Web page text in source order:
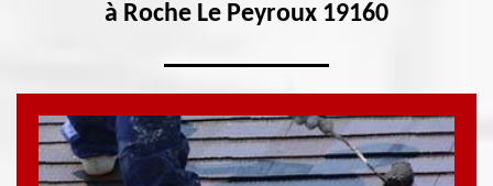
à Roche Le Peyroux 19160